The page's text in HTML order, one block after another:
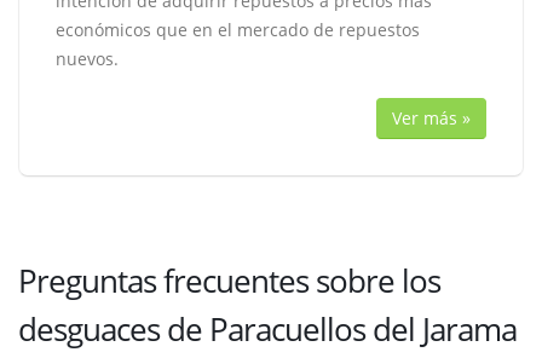
económicos que en el mercado de repuestos
nuevos.
Ver más »
Preguntas frecuentes sobre los
desguaces de Paracuellos del Jarama